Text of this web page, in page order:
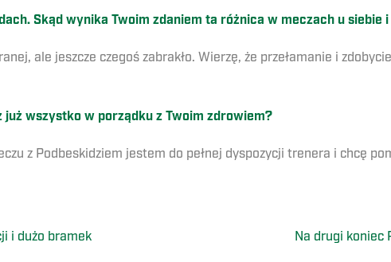
Skąd wynika Twoim zdaniem ta różnica w meczach u siebie
ale jeszcze czegoś zabrakło. Wierzę, że przełamanie i
wszystko w porządku z Twoim zdrowiem?
z Podbeskidziem jestem do pełnej dyspozycji trenera i chcę
i dużo bramek Na drugi koniec